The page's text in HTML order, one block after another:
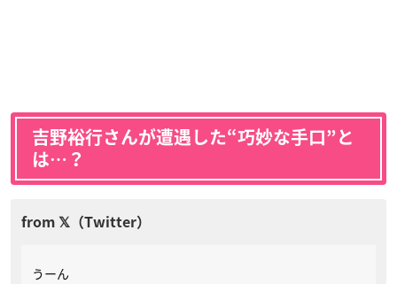
吉野裕行さんが遭遇した“巧妙な手口”と
は…？
うーん